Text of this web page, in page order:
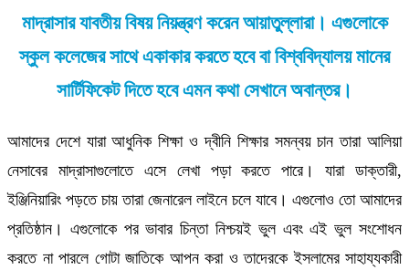
মাদ্রাসার যাবতীয় বিষয় নিয়ন্ত্রণ করেন আয়াতুল্লারা। এগুলোকে
স্কুল কলেজের সাথে একাকার করতে হবে বা বিশ্ববিদ্যালয় মানের
সার্টিফিকেট দিতে হবে এমন কথা সেখানে অবান্তর।
আমাদের দেশে যারা আধুনিক শিক্ষা ও দ্বীনি শিক্ষার সমন্বয় চান তারা আলিয়া
নেসাবের মাদ্রাসাগুলোতে এসে লেখা পড়া করতে পারে। যারা ডাক্তারী,
ইঞ্জিনিয়ারিং পড়তে চায় তারা জেনারেল লাইনে চলে যাবে। এগুলোও তো আমাদের
প্রতিষ্ঠান। এগুলোকে পর ভাবার চিন্তা নিশ্চয়ই ভুল এবং এই ভুল সংশোধন
করতে না পারলে গোটা জাতিকে আপন করা ও তাদেরকে ইসলামের সাহায্যকারী